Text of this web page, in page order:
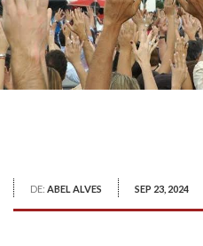
DE: ABEL ALVES SEP 23, 2024